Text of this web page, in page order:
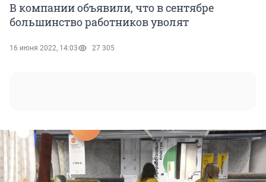
В компании объявили, что в сентябре
большинство работников уволят
16 июня 2022, 14:03 27 305